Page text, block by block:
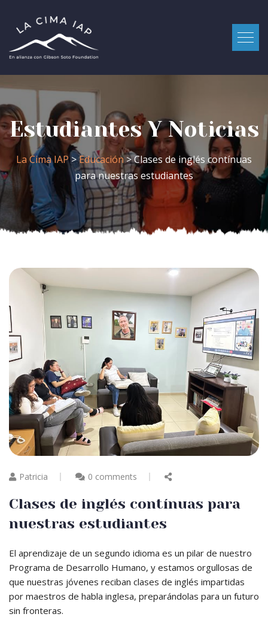
Estudiantes Y Noticias
La Cima IAP>Educación> Clases de inglés contínuas
para nuestras estudiantes
Patricia 0 comments
Clases de inglés contínuas para
nuestras estudiantes
El aprendizaje de un segundo idioma es un pilar de nuestro
Programa de Desarrollo Humano, y estamos orgullosas de
que nuestras jóvenes reciban clases de inglés impartidas
por maestros de habla inglesa, preparándolas para un futuro
sin fronteras.